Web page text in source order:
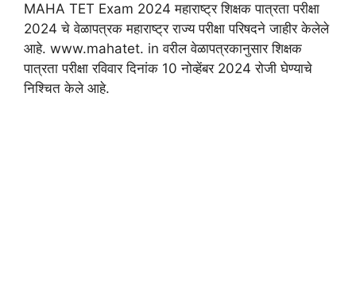
MAHA TET Exam 2024 महाराष्ट्र शिक्षक पात्रता परीक्षा
2024 चे वेळापत्रक महाराष्ट्र राज्य परीक्षा परिषदने जाहीर केलेले
आहे. www.mahatet. in वरील वेळापत्रकानुसार शिक्षक
पात्रता परीक्षा रविवार दिनांक 10 नोव्हेंबर 2024 रोजी घेण्याचे
निश्चित केले आहे.